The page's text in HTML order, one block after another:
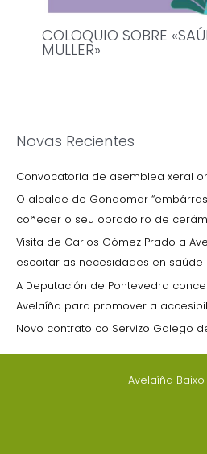
COLOQUIO SOBRE
MULLER»
Novas Recientes
Convocatoria de asemblea xeral
O alcalde de Gondomar
coñecer o seu obradoiro de
Visita de Carlos Gómez Prado a
escoitar as necesidades en saúde
A Deputación de Pontevedra
Avelaíña para promover a
Novo contrato co Servizo Galego
Avelaíña Baixo